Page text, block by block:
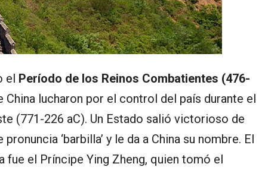
el Período de los Reinos Combatientes (476-
China lucharon por el control del país durante el
(771-226 aC). Un Estado salió victorioso de
‘barbilla’ y le da a China su nombre. El
fue el Príncipe Ying Zheng, quien tomó el